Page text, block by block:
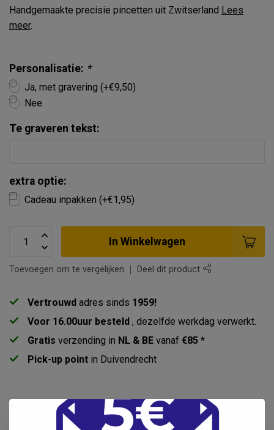
Handgemaakte precisie pincetten uit Zwitserland Lees
meer.
Personalisatie: *
Ja, met gravering (+€9,50)
Nee
Te graveren tekst:
extra optie:
Cadeau inpakken (+€1,95)
In Winkelwagen
Toevoegen om te vergelijken Deel dit product
Vertrouwd adres sinds 1959!
Voor 16.00uur besteld , dezelfde werkdag verwerkt.
Gratis verzending in NL & BE vanaf €85 *
Pick-up point in Duivendrecht
Productomschrijving